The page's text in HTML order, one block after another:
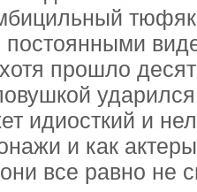
постоянными
прошло
идиосткий и
и как
все равно не